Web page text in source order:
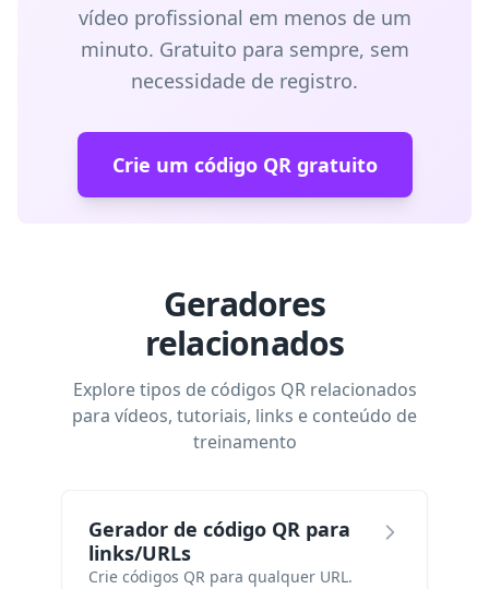
vídeo profissional em menos de um
minuto. Gratuito para sempre, sem
necessidade de registro.
Crie um código QR gratuito
Geradores
relacionados
Explore tipos de códigos QR relacionados
para vídeos, tutoriais, links e conteúdo de
treinamento
Gerador de código QR para
links/URLs
Crie códigos QR para qualquer URL.